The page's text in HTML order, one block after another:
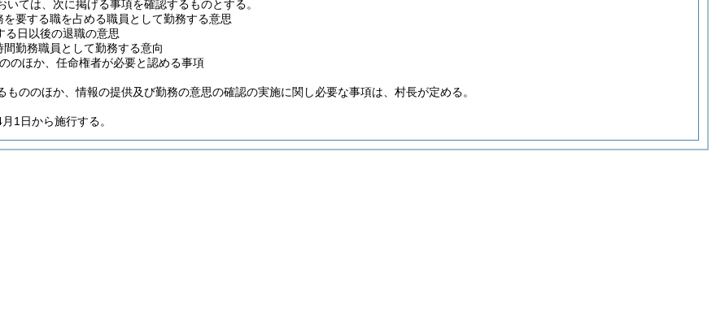
いては、次に掲げる事項を確認するものとする。
を要する職を占める職員として勤務する意思
る日以後の退職の意思
勤務職員として勤務する意向
のほか、任命権者が必要と認める事項
もののほか、情報の提供及び勤務の意思の確認の実施に関し必要な事項は、村長が定める。
1日から施行する。